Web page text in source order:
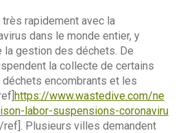
rapidement avec la
dans le monde entier, y
gestion des déchets. De
la collecte de certains
encombrants et les
https://www.wastedive.com/ne
labor-suspensions-coronaviru
ref]. Plusieurs villes demandent